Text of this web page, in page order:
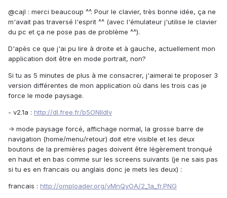
@cajl : merci beaucoup ^^. Pour le clavier, très bonne idée, ça ne
m'avait pas traversé l'esprit ^^ (avec l'émulateur j'utilise le clavier
du pc et ça ne pose pas de problème ^^).
D'apès ce que j'ai pu lire à droite et à gauche, actuellement mon
application doit être en mode portrait, non?
Si tu as 5 minutes de plus à me consacrer, j'aimerai te proposer 3
version différentes de mon application où dans les trois cas je
force le mode paysage.
- v2.1a : http://dl.free.fr/b5ONIldlv
-> mode paysage forcé, affichage normal, la grosse barre de
navigation (home/menu/retour) doit etre visible et les deux
boutons de la premières pages doivent être légèrement tronqué
en haut et en bas comme sur les screens suivants (je ne sais pas
si tu es en francais ou anglais donc je mets les deux) :
francais : http://omploader.org/vMnQyOA/2_1a_fr.PNG